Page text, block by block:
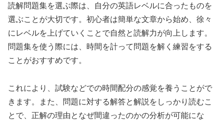
読解問題集を選ぶ際は、自分の英語レベルに合ったものを
選ぶことが大切です。初心者は簡単な文章から始め、徐々
にレベルを上げていくことで自然と読解力が向上します。
問題集を使う際には、時間を計って問題を解く練習をする
ことがおすすめです。
これにより、試験などでの時間配分の感覚を養うことがで
きます。また、問題に対する解答と解説をしっかり読むこ
とで、正解の理由となぜ間違ったのかの分析が可能にな